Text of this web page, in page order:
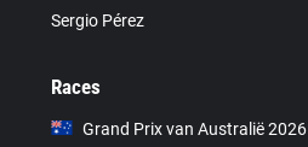
Sergio Pérez
Races
Grand Prix van Australië 2026